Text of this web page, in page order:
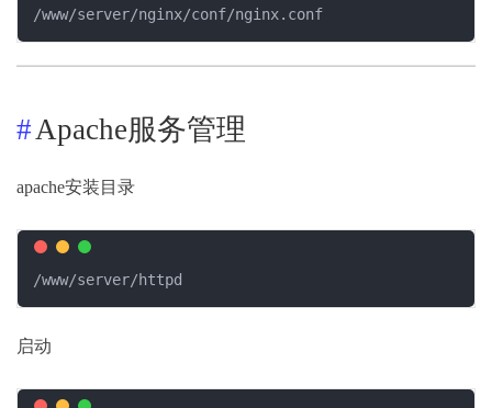
/www/server/nginx/conf/nginx.conf
Apache服务管理
apache安装目录
/www/server/httpd
启动